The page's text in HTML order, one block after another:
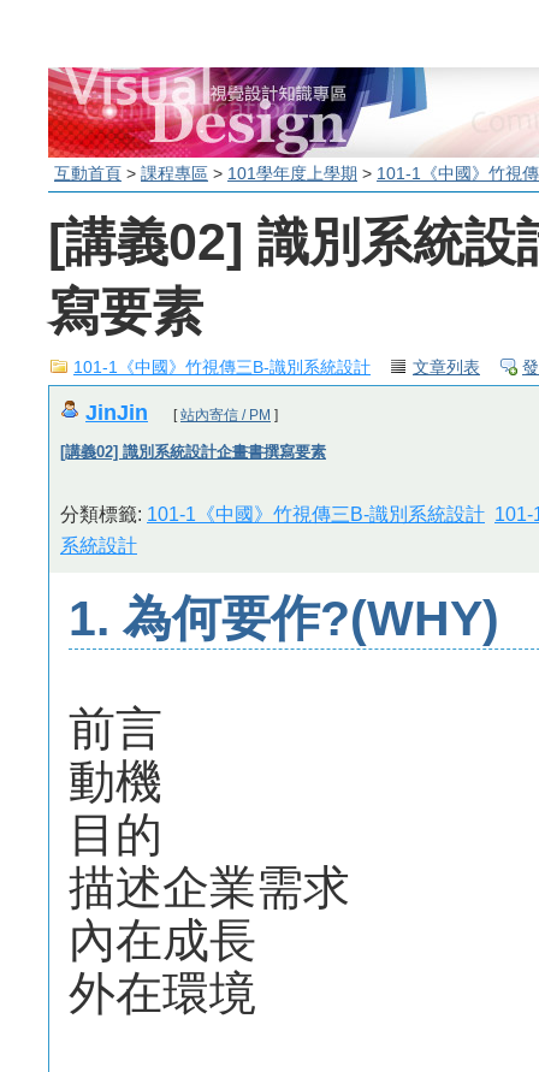
互動首頁 > 課程專區 > 101學年度上學期 > 101-1《中國》竹視
[講義02] 識別系統設
寫要素
101-1《中國》竹視傳三B-識別系統設計 文章列表
JinJin [站內寄信 / PM ]
[講義02] 識別系統設計企畫書撰寫要素
分類標籤: 101-1《中國》竹視傳三B-識別系統設計 101-
系統設計
1. 為何要作?(WHY)
前言
動機
目的
描述企業需求
內在成長
外在環境